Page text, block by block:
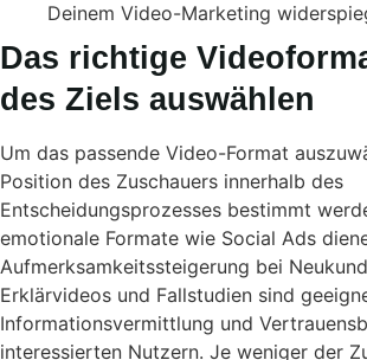
Deinem Video-Marketing
Das richtige
des Ziels auswählen
Um das passende Video-Format
Position des Zuschauers innerhalb des
Entscheidungsprozesses bestimmt
emotionale Formate wie Social Ads
Aufmerksamkeitssteigerung bei
Erklärvideos und Fallstudien sind
Informationsvermittlung und
interessierten Nutzern. Je weniger der